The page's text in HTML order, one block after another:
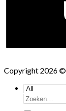
Copyright 2026 ©